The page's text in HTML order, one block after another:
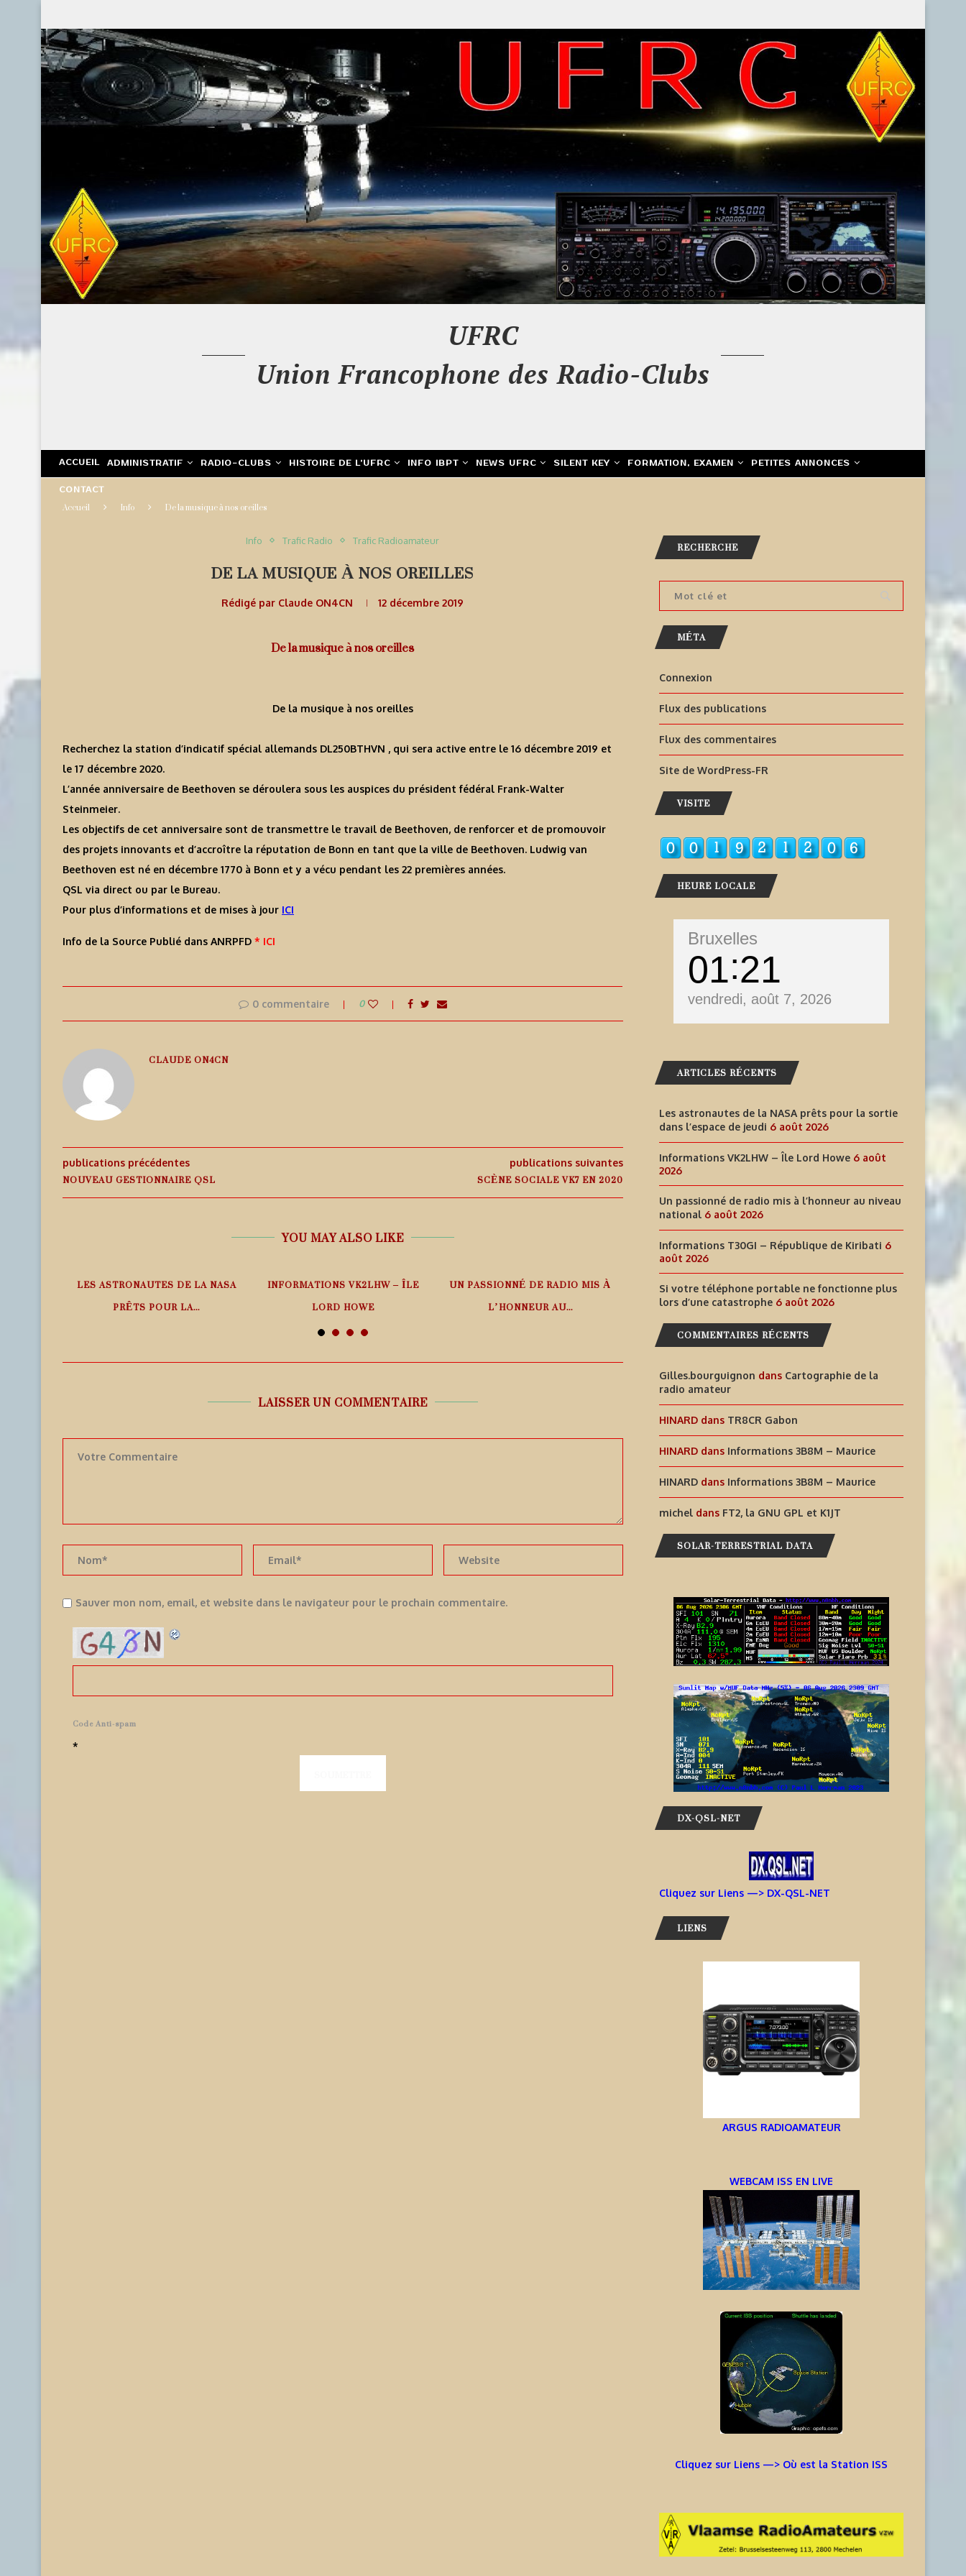
UFRC
Union Francophone des Radio-Clubs
ACCUEIL ADMINISTRATIF RADIO-CLUBS HISTOIRE DE L’UFRC INFO IBPT NEWS UFRC SILENT KEY FORMATION, EXAMEN PETITES ANNONCES
CONTACT
Accueil Info De la musique à nos oreilles
Info Trafic Radio Trafic Radioamateur
DE LA MUSIQUE À NOS OREILLES
Rédigé par Claude ON4CN 12 décembre 2019
De la musique à nos oreilles
De la musique à nos oreilles
Recherchez la station d’indicatif spécial allemands DL250BTHVN , qui sera active entre le 16 décembre 2019 et
le 17 décembre 2020.
L’année anniversaire de Beethoven se déroulera sous les auspices du président fédéral Frank-Walter
Steinmeier.
Les objectifs de cet anniversaire sont de transmettre le travail de Beethoven, de renforcer et de promouvoir
des projets innovants et d’accroître la réputation de Bonn en tant que la ville de Beethoven. Ludwig van
Beethoven est né en décembre 1770 à Bonn et y a vécu pendant les 22 premières années.
QSL via direct ou par le Bureau.
Pour plus d’informations et de mises à jour ICI
Info de la Source Publié dans ANRPFD * ICI
0 commentaire 0
CLAUDE ON4CN
publications précédentes
NOUVEAU GESTIONNAIRE QSL
publications suivantes
SCÈNE SOCIALE VK7 EN 2020
YOU MAY ALSO LIKE
LES ASTRONAUTES DE LA NASA
PRÊTS POUR LA...
INFORMATIONS VK2LHW – ÎLE
LORD HOWE
6 août 2026
UN PASSIONNÉ DE RADIO MIS À
L’HONNEUR AU...
INFORMATIONS T30GI –
RÉPUBLIQUE DE KIRIBATI
6 août 2026
SI VOTRE TÉLÉPHONE
NE FONCTIONNE PLUS
LAISSER UN COMMENTAIRE
Sauver mon nom, email, et website dans le navigateur pour le prochain commentaire.
Code Anti-spam
*
RECHERCHE
MÉTA
Connexion
Flux des publications
Flux des commentaires
Site de WordPress-FR
VISITE
HEURE LOCALE
Bruxelles
01 21
vendredi, août 7, 2026
ARTICLES RÉCENTS
Les astronautes de la NASA prêts pour la sortie
dans l’espace de jeudi 6 août 2026
Informations VK2LHW – Île Lord Howe 6 août
2026
Un passionné de radio mis à l’honneur au niveau
national 6 août 2026
Informations T30GI – République de Kiribati 6
août 2026
Si votre téléphone portable ne fonctionne plus
lors d’une catastrophe 6 août 2026
COMMENTAIRES RÉCENTS
Gilles.bourguignon dans Cartographie de la
radio amateur
HINARD dans TR8CR Gabon
HINARD dans Informations 3B8M – Maurice
HINARD dans Informations 3B8M – Maurice
michel dans FT2, la GNU GPL et K1JT
SOLAR-TERRESTRIAL DATA
DX-QSL-NET
Cliquez sur Liens —> DX-QSL-NET
LIENS
ARGUS RADIOAMATEUR
WEBCAM ISS EN LIVE
Cliquez sur Liens —> Où est la Station ISS